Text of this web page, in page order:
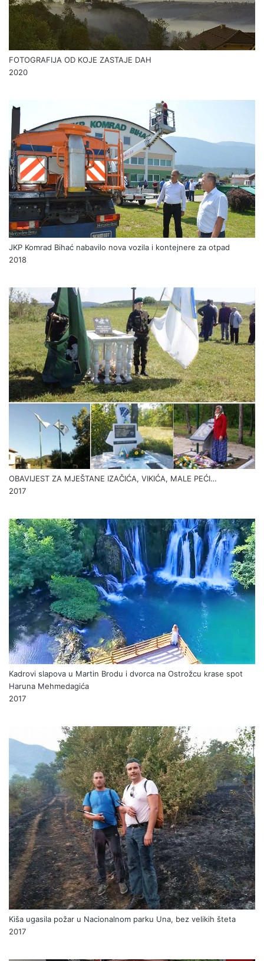
FOTOGRAFIJA OD KOJE ZASTAJE DAH
2020
JKP Komrad Bihać nabavilo nova vozila i kontejnere za otpad
2018
OBAVIJEST ZA MJEŠTANE IZAČIĆA, VIKIĆA, MALE PEĆI…
2017
Kadrovi slapova u Martin Brodu i dvorca na Ostrožcu krase spot
Haruna Mehmedagića
2017
Kiša ugasila požar u Nacionalnom parku Una, bez velikih šteta
2017